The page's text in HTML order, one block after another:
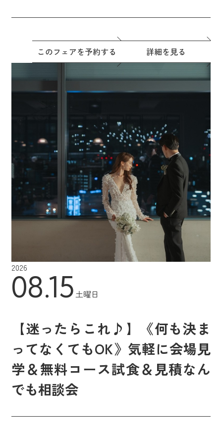
このフェアを予約する 詳細を見る
2026
08.15 土曜日
【迷ったらこれ♪】《何も決ま
ってなくてもOK》気軽に会場見
学＆無料コース試食＆見積なん
でも相談会